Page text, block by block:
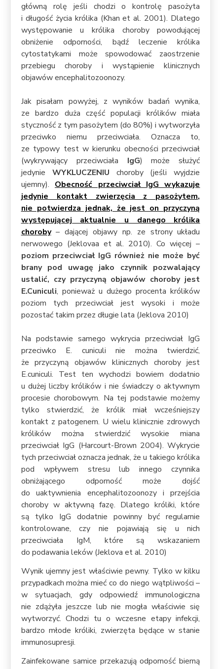
główną rolę jeśli chodzi o kontrolę pasożyta
i długość życia królika (Khan et al. 2001). Dlatego
występowanie u królika choroby powodującej
obniżenie odporności, bądź leczenie królika
cytostatykami może spowodować zaostrzenie
przebiegu choroby i wystąpienie klinicznych
objawów encephalitozoonozy.
Jak pisałam powyżej, z wyników badań wynika,
ze bardzo duża część populacji królików miała
styczność z tym pasożytem (do 80%) i wytworzyła
przeciwko niemu przeciwciała. Oznacza to,
ze typowy test w kierunku obecności przeciwciał
(wykrywający przeciwciała IgG) może służyć
jedynie WYKLUCZENIU choroby (jeśli wyjdzie
ujemny). Obecność przeciwciał IgG wykazuje
jedynie kontakt zwierzęcia z pasożytem,
nie potwierdza jednak, że jest on przyczyną
występującej aktualnie u danego królika
choroby– dającej objawy np. ze strony układu
nerwowego (Jeklovaa et al. 2010). Co więcej –
poziom przeciwciał IgG również nie może być
brany pod uwagę jako czynnik pozwalający
ustalić, czy przyczyną objawów choroby jest
E.Cuniculi, ponieważ u dużego procenta królików
poziom tych przeciwciał jest wysoki i może
pozostać takim przez długie lata (Jeklova 2010)
Na podstawie samego wykrycia przeciwciał IgG
przeciwko E. cuniculi nie można twierdzić,
że przyczyną objawów klinicznych choroby jest
E.cuniculi. Test ten wychodzi bowiem dodatnio
u dużej liczby królików i nie świadczy o aktywnym
procesie chorobowym. Na tej podstawie możemy
tylko stwierdzić, że królik miał wcześniejszy
kontakt z patogenem. U wielu klinicznie zdrowych
królików można stwierdzić wysokie miana
przeciwciał IgG (Harcourt-Brown 2004). Wykrycie
tych przeciwciał oznacza jednak, że u takiego królika
pod wpływem stresu lub innego czynnika
obniżającego odporność może dojść
do uaktywnienia encephalitozoonozy i przejścia
choroby w aktywną fazę. Dlatego króliki, które
są tylko IgG dodatnie powinny być regularnie
kontrolowane, czy nie pojawiają się u nich
przeciwciała IgM, które są wskazaniem
do podawania leków (Jeklova et al. 2010)
Wynik ujemny jest właściwie pewny. Tylko w kilku
przypadkach można mieć co do niego wątpliwości –
w sytuacjach, gdy odpowiedź immunologiczna
nie zdążyła jeszcze lub nie mogła właściwie się
wytworzyć. Chodzi tu o wczesne etapy infekcji,
bardzo młode króliki, zwierzęta będące w stanie
immunosupresji.
Zainfekowane samice przekazują odporność bierną